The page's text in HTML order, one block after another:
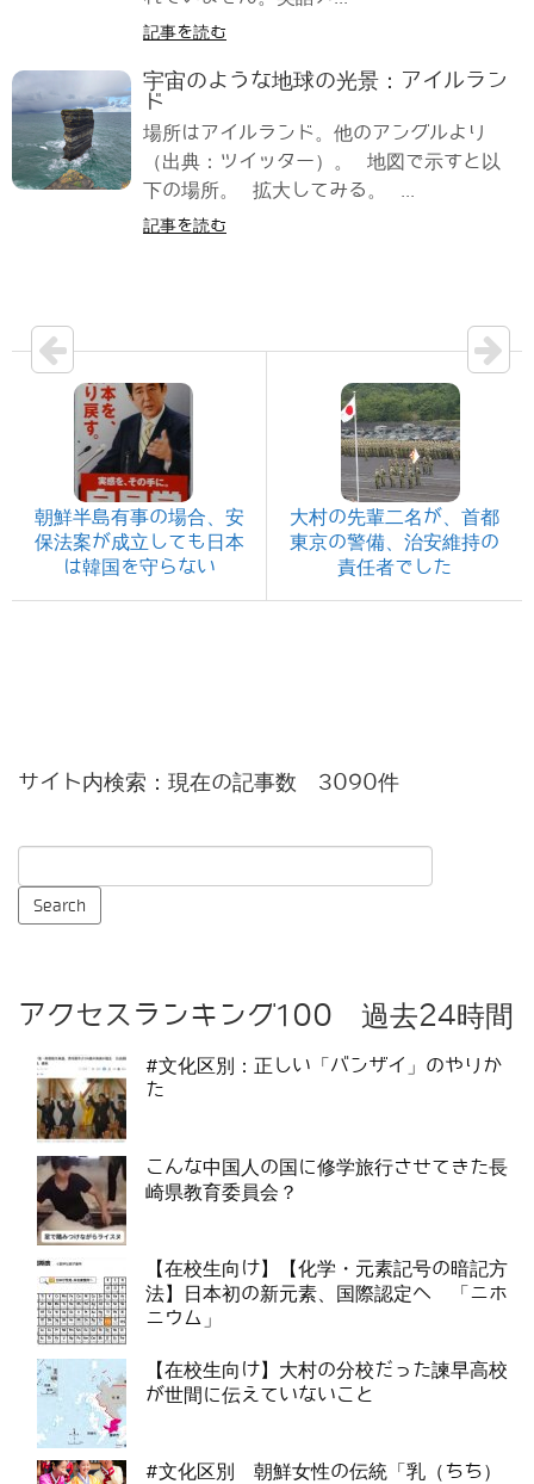
記事を読む
宇宙のような地球の光景：アイルラン
ド
場所はアイルランド。他のアングルより
（出典：ツイッター）。 地図で示すと以
下の場所。 拡大してみる。 ...
記事を読む
朝鮮半島有事の場合、安
保法案が成立しても日本
は韓国を守らない
大村の先輩二名が、首都
東京の警備、治安維持の
責任者でした
サイト内検索：現在の記事数 3090件
アクセスランキング100 過去24時間
#文化区別：正しい「バンザイ」のやりか
た
こんな中国人の国に修学旅行させてきた長
崎県教育委員会？
【在校生向け】【化学・元素記号の暗記方
法】日本初の新元素、国際認定へ 「ニホ
ニウム」
【在校生向け】大村の分校だった諫早高校
が世間に伝えていないこと
#文化区別 朝鮮女性の伝統「乳（ちち）